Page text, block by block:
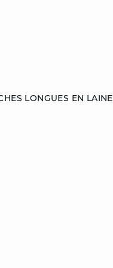
LONGUES EN LAINE